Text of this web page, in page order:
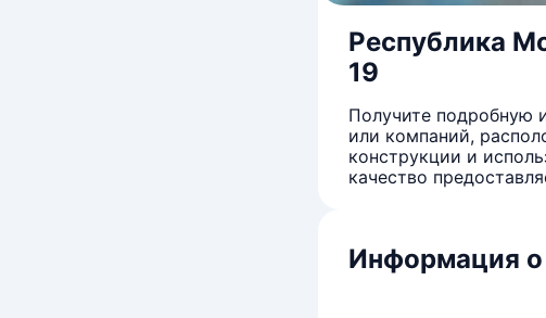
Республика
19
Получите подробную
или компаний,
конструкции и
качество
Информация